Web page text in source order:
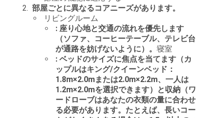
部屋ごとに異なるコアニーズがあります。
リビングルーム
: 座り心地と交通の流れを優先します
（ソファ、コーヒーテーブル、テレビ台
が通路を妨げないように）。 寝室
: ベッドのサイズに焦点を当てます（カ
ップルはキング/クイーンベッド：
1.8m×2.0mまたは2.0m×2.2m、一人は
1.2m×2.0mを選択できます）と収納（ワ
ードローブはあなたの衣類の量に合わせ
る必要があります。たとえば、長いコー